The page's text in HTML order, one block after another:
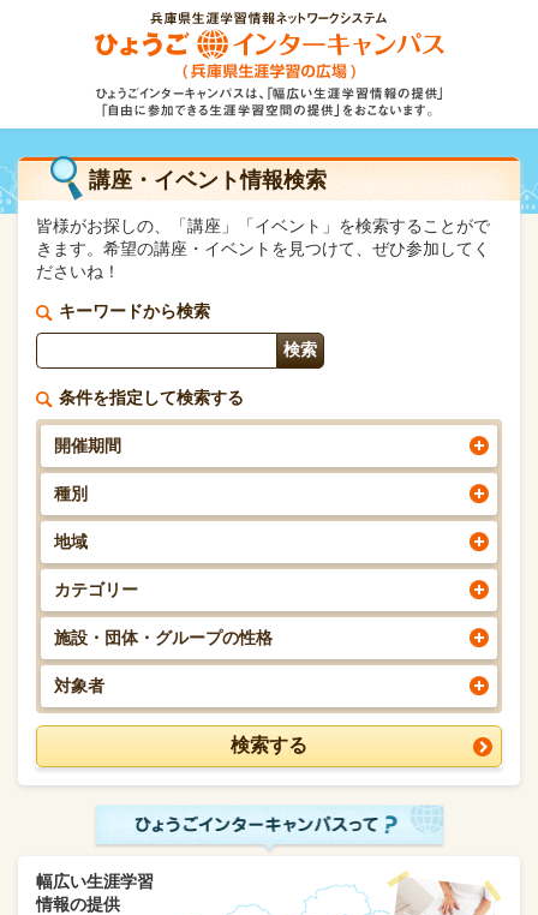
講座・イベント情報検索
皆様がお探しの、「講座」「イベント」を検索することがで
きます。希望の講座・イベントを見つけて、ぜひ参加してく
ださいね！
キーワードから検索
条件を指定して検索する
開催期間
種別
地域
カテゴリー
施設・団体・グループの性格
対象者
幅広い生涯学習
情報の提供